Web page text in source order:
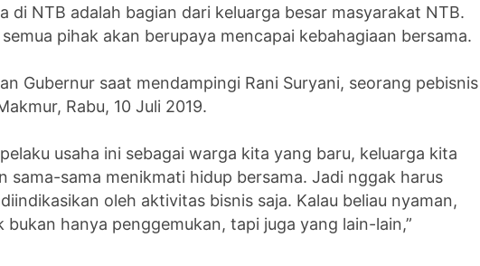
di NTB adalah bagian dari keluarga besar masyarakat NTB.
pihak akan berupaya mencapai kebahagiaan bersama.
Gubernur saat mendampingi Rani Suryani, seorang pebisnis
Rabu, 10 Juli 2019.
usaha ini sebagai warga kita yang baru, keluarga kita
sama-sama menikmati hidup bersama. Jadi nggak harus
oleh aktivitas bisnis saja. Kalau beliau nyaman,
hanya penggemukan, tapi juga yang lain-lain,”